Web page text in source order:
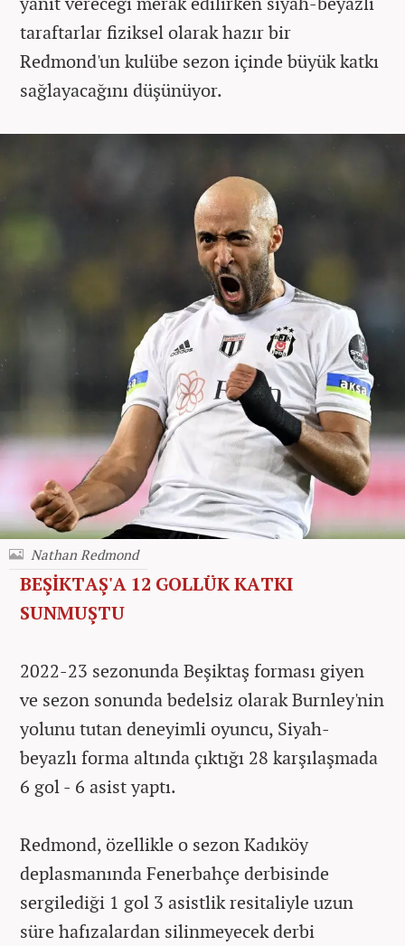
taraftarlar fiziksel olarak hazır bir
Redmond'un kulübe sezon içinde büyük katkı
sağlayacağını düşünüyor.
Nathan Redmond
BEŞİKTAŞ'A 12 GOLLÜK KATKI
SUNMUŞTU
2022-23 sezonunda Beşiktaş forması giyen
ve sezon sonunda bedelsiz olarak Burnley'nin
yolunu tutan deneyimli oyuncu, Siyah-
beyazlı forma altında çıktığı 28 karşılaşmada
6 gol - 6 asist yaptı.
Redmond, özellikle o sezon Kadıköy
deplasmanında Fenerbahçe derbisinde
sergilediği 1 gol 3 asistlik resitaliyle uzun
süre hafızalardan silinmeyecek derbi